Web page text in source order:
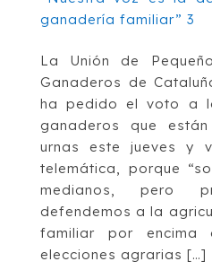
La Unión de
Ganaderos de
ha pedido el voto a
ganaderos que
urnas este jueves y
telemática, porque
medianos, pero
defendemos a la
familiar por encima
elecciones agrarias […]